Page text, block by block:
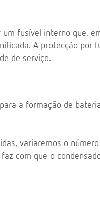
um fusível interno que,
A protecção por
de serviço.
a formação de
variaremos o
com que o